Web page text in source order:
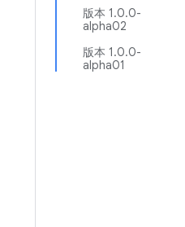
版本 1.0.0-
alpha02
版本 1.0.0-
alpha01